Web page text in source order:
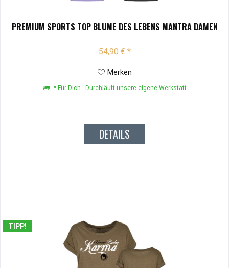
PREMIUM SPORTS TOP BLUME DES LEBENS MANTRA DAMEN
54,90 € *
Merken
* Für Dich - Durchläuft unsere eigene Werkstatt
DETAILS
TIPP!